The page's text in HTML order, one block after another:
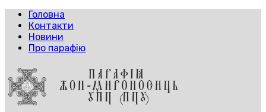
Головна
Контакти
Новини
Про парафію